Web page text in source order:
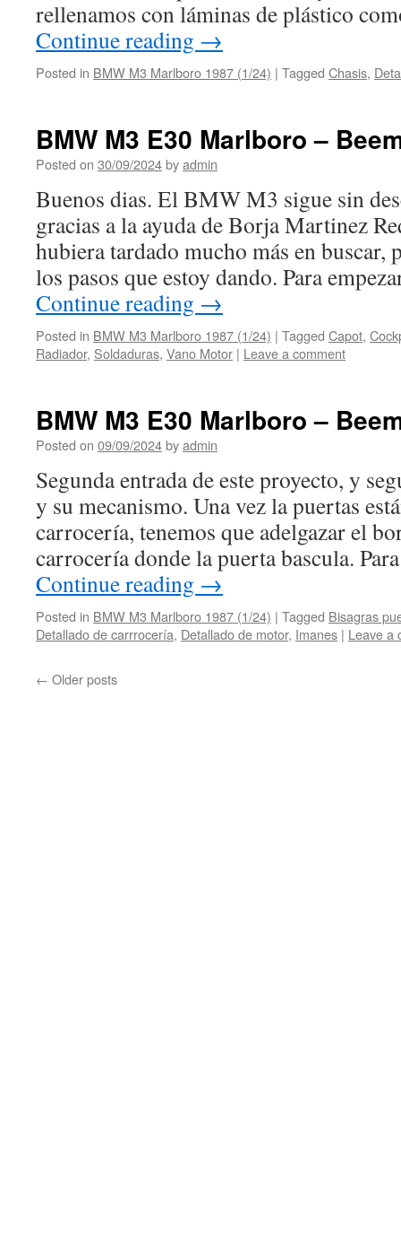
rellenamos con láminas de plástico
Continue reading →
Posted in BMW M3 Marlboro 1987 (1/24) | Tagged Chasis,
BMW M3 E30 Marlboro –
Posted on 30/09/2024byadmin
Buenos dias. El BMW M3 sigue sin
gracias a la ayuda de Borja Martinez
hubiera tardado mucho más en buscar,
los pasos que estoy dando. Para
Continue reading →
Posted in BMW M3 Marlboro 1987 (1/24) | Tagged Capot,
Radiador, Soldaduras, Vano Motor | Leave a comment
BMW M3 E30 Marlboro –
Posted on 09/09/2024byadmin
Segunda entrada de este proyecto, y
y su mecanismo. Una vez la puertas
carrocería, tenemos que adelgazar el
carrocería donde la puerta bascula.
Continue reading →
Posted in BMW M3 Marlboro 1987 (1/24) | Tagged Bisagras
Detallado de carrrocería, Detallado de motor, Imanes | Leave a
← Older posts